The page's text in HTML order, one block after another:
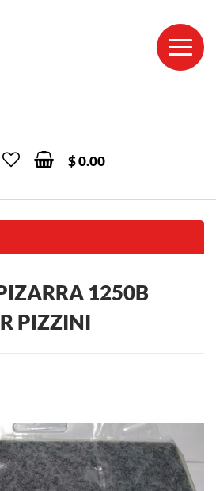
$ 0.00
1250B
PIZZINI